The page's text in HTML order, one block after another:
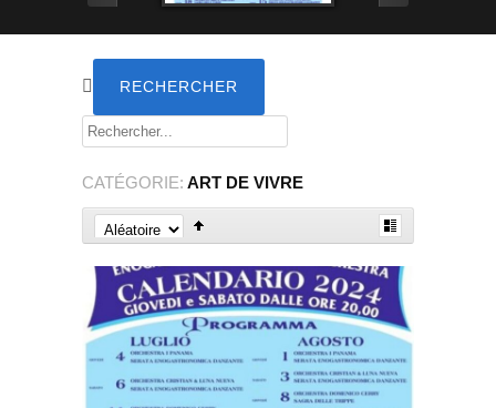
CATÉGORIE: ART DE VIVRE